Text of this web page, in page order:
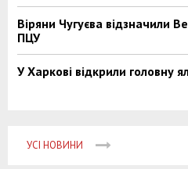
Віряни Чугуєва відзначили
ПЦУ
У Харкові відкрили головну
УСІ НОВИНИ